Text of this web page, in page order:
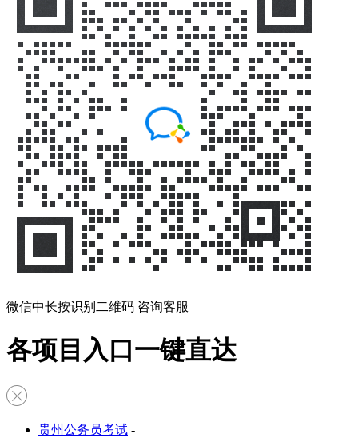
微信中长按识别二维码 咨询客服
各项目入口一键直达
贵州公务员考试 -